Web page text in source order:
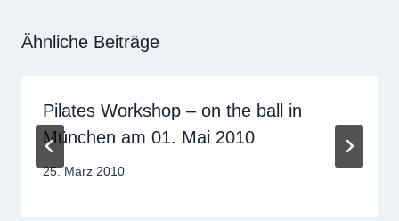
Ähnliche Beiträge
Pilates Workshop – on the ball in
München am 01. Mai 2010
Von
25. März 2010